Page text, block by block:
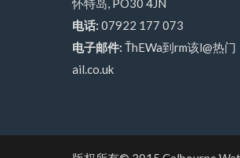
怀特岛, PO30 4JN
电话: 07922 177 073
电子邮件: ŤhEWa到rm该l@热门
ail.co.uk